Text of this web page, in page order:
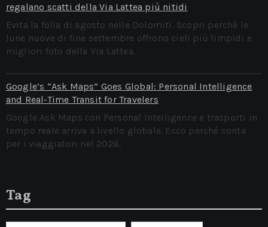
regalano scatti della Via Lattea più nitidi
Evita la folla di agosto nelle Dolomiti. Scopri perché le
lune nuove di fine settembre offrono cieli più limpidi e
migliori foto della Via Lattea.
Google’s “Ask Maps” Goes Global: Personal Intelligence
and Real‑Time Transit for Travelers
Google Ask Maps con Personal Intelligence e trasporti in
tempo reale arriva a livello globale. Ecco perché conta
per i viaggiatori nel 2026.
Tag